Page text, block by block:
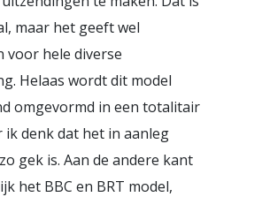
maar het geeft wel
voor hele diverse
Helaas wordt dit model
omgevormd in een totalitair
ik denk dat het in aanleg
gek is. Aan de andere kant
het BBC en BRT model,